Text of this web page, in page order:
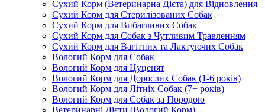
Сухий Корм (Ветеринарна Дієта) для Відновлення
Сухий Корм для Стерилізованих Собак
Сухий Корм для Вибагливих Собак
Сухий Корм для Собак з Чутливим Травленням
Сухий Корм для Вагітних та Лактуючих Собак
Вологий Корм для Собак
Вологий Корм для Цуценят
Вологий Корм для Дорослих Собак (1-6 років)
Вологий Корм для Літніх Собак (7+ років)
Вологий Корм для Собак за Породою
Ветеринарні Дієти (Вологий Корм)